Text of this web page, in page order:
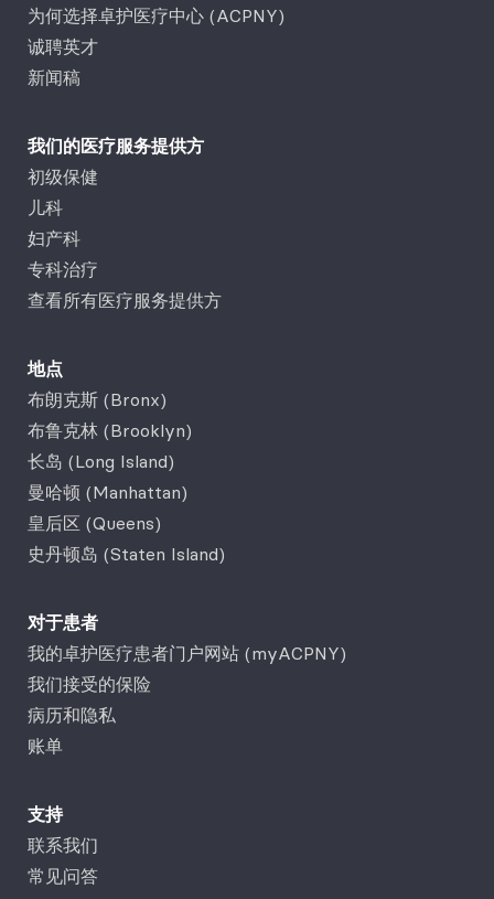
为何选择卓护医疗中心 (ACPNY)
诚聘英才
新闻稿
我们的医疗服务提供方
初级保健
儿科
妇产科
专科治疗
查看所有医疗服务提供方
地点
布朗克斯 (Bronx)
布鲁克林 (Brooklyn)
长岛 (Long Island)
曼哈顿 (Manhattan)
皇后区 (Queens)
史丹顿岛 (Staten Island)
对于患者
我的卓护医疗患者门户网站 (myACPNY)
我们接受的保险
病历和隐私
账单
支持
联系我们
常见问答